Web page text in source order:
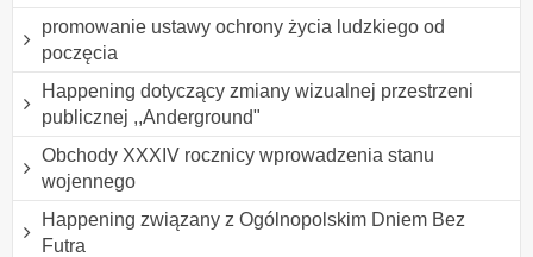
promowanie ustawy ochrony życia ludzkiego od
poczęcia
Happening dotyczący zmiany wizualnej przestrzeni
publicznej ,,Anderground"
Obchody XXXIV rocznicy wprowadzenia stanu
wojennego
Happening związany z Ogólnopolskim Dniem Bez
Futra